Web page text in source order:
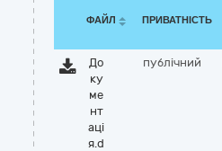
ФАЙЛ ПРИВАТНІСТЬ
До
ку
ме
нт
аці
я.d
публічний